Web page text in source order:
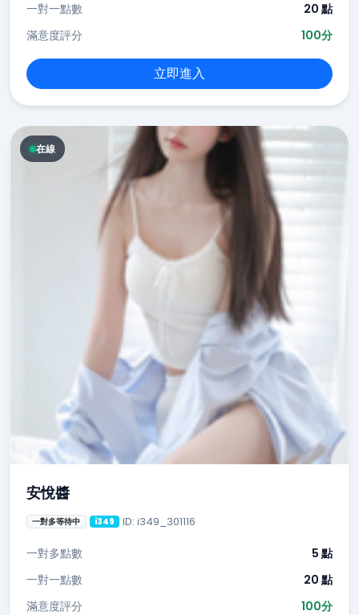
一對一點數
20 點
滿意度評分
100分
立即進入
在線
安悅醬
一對多等待中 i349 ID: i349_301116
一對多點數
5 點
一對一點數
20 點
滿意度評分
100分